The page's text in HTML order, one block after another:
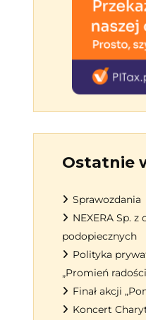
Ostatnie
Sprawozdania
NEXERA Sp. z
podopiecznych
Polityka
„Promień
Finał akcji
Koncert